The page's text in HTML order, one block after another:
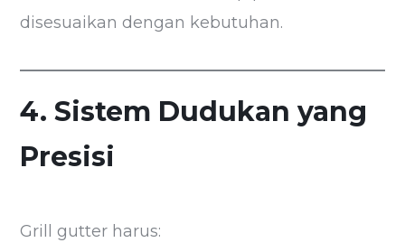
disesuaikan dengan kebutuhan.
4. Sistem Dudukan yang
Presisi
Grill gutter harus: